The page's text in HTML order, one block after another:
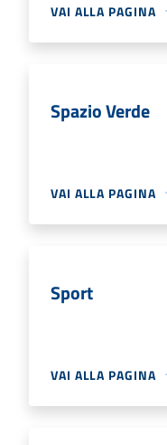
VAI ALLA PAGINA
Spazio Verde
VAI ALLA PAGINA
Sport
VAI ALLA PAGINA